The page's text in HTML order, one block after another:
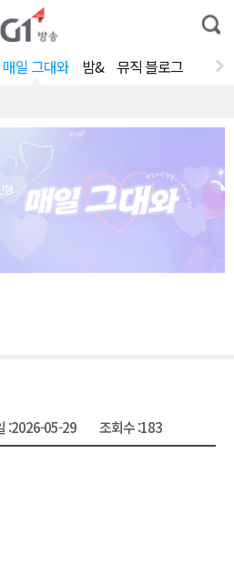
통
합
매일 그대와 밤& 뮤직 블로그
형
:2026-05-29 조회수 :183